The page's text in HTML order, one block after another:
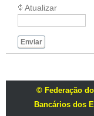
Atualizar
Enviar
© Federação
Bancários dos